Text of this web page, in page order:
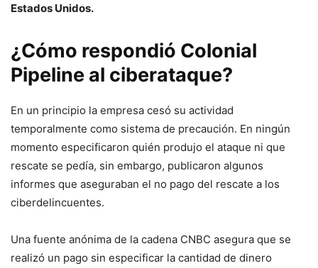
Estados Unidos.
¿Cómo respondió Colonial
Pipeline al ciberataque?
En un principio la empresa cesó su actividad
temporalmente como sistema de precaución. En ningún
momento especificaron quién produjo el ataque ni que
rescate se pedía, sin embargo, publicaron algunos
informes que aseguraban el no pago del rescate a los
ciberdelincuentes.
Una fuente anónima de la cadena CNBC asegura que se
realizó un pago sin especificar la cantidad de dinero